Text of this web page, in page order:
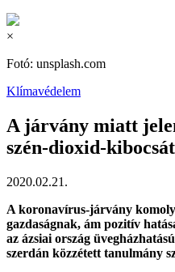
×
Fotó: unsplash.com
Klímavédelem
A járvány miatt
szén-dioxid-
2020.02.21.
A koronavírus-járvány
gazdaságnak, ám pozitív
az ázsiai ország
szerdán közzétett tanulmány